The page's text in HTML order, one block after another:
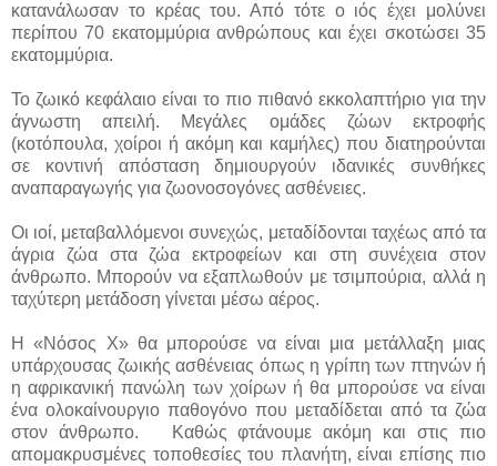
κατανάλωσαν το κρέας του. Από τότε ο ιός έχει μολύνει
περίπου 70 εκατομμύρια ανθρώπους και έχει σκοτώσει 35
εκατομμύρια.
Το ζωικό κεφάλαιο είναι το πιο πιθανό εκκολαπτήριο για την
άγνωστη απειλή. Μεγάλες ομάδες ζώων εκτροφής
(κοτόπουλα, χοίροι ή ακόμη και καμήλες) που διατηρούνται
σε κοντινή απόσταση δημιουργούν ιδανικές συνθήκες
αναπαραγωγής για ζωονοσογόνες ασθένειες.
Οι ιοί, μεταβαλλόμενοι συνεχώς, μεταδίδονται ταχέως από τα
άγρια ζώα στα ζώα εκτροφείων και στη συνέχεια στον
άνθρωπο. Μπορούν να εξαπλωθούν με τσιμπούρια, αλλά η
ταχύτερη μετάδοση γίνεται μέσω αέρος.
Η «Νόσος Χ» θα μπορούσε να είναι μια μετάλλαξη μιας
υπάρχουσας ζωικής ασθένειας όπως η γρίπη των πτηνών ή
η αφρικανική πανώλη των χοίρων ή θα μπορούσε να είναι
ένα ολοκαίνουργιο παθογόνο που μεταδίδεται από τα ζώα
στον άνθρωπο. Καθώς φτάνουμε ακόμη και στις πιο
απομακρυσμένες τοποθεσίες του πλανήτη, είναι επίσης πιο